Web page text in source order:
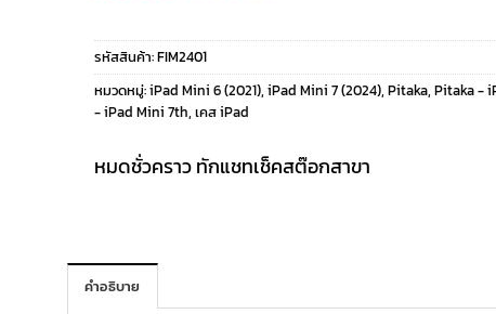
price
was:
price
is:
รหัสสินค้า:FIM2401
หมวดหมู่:iPad Mini 6 (2021), iPad Mini 7 (2024), Pitaka, Pitaka -
- iPad Mini 7th, เคส iPad
หมดชั่วคราว ทักแชทเช็คสต๊อกสาขา
คำอธิบาย